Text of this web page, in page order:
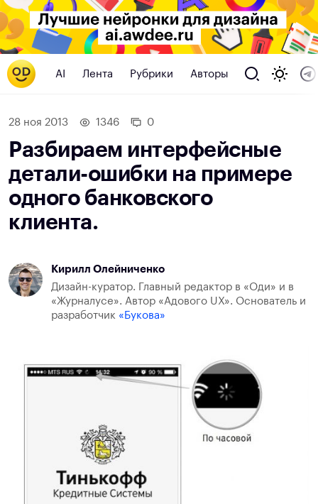
AI Лента Рубрики Авторы
28 ноя 2013 1346 0
Разбираем интерфейсные
детали-ошибки на примере
одного банковского
клиента.
Кирилл Олейниченко
Дизайн-куратор. Главный редактор в «Оди» и в
«Журналусе». Автор «Адового UX». Основатель и
разработчик «Букова»